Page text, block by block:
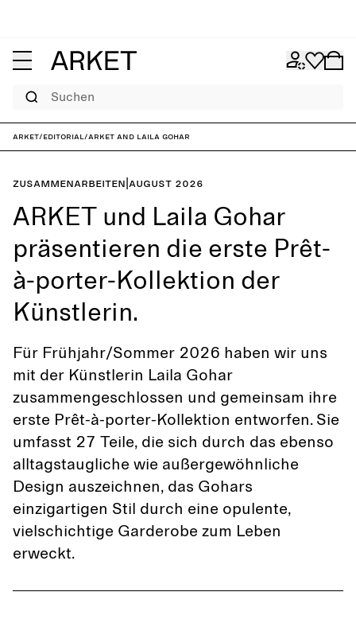
Suchen
ARKET/Editorial/ARKET and Laila Gohar
Zusammenarbeiten August 2026
ARKET und Laila Gohar
präsentieren die erste Prêt-
à-porter-Kollektion der
Künstlerin.
Für Frühjahr/Sommer 2026 haben wir uns
mit der Künstlerin Laila Gohar
zusammengeschlossen und gemeinsam ihre
erste Prêt-à-porter-Kollektion entworfen. Sie
umfasst 27 Teile, die sich durch das ebenso
alltagstaugliche wie außergewöhnliche
Design auszeichnen, das Gohars
einzigartigen Stil durch eine opulente,
vielschichtige Garderobe zum Leben
erweckt.